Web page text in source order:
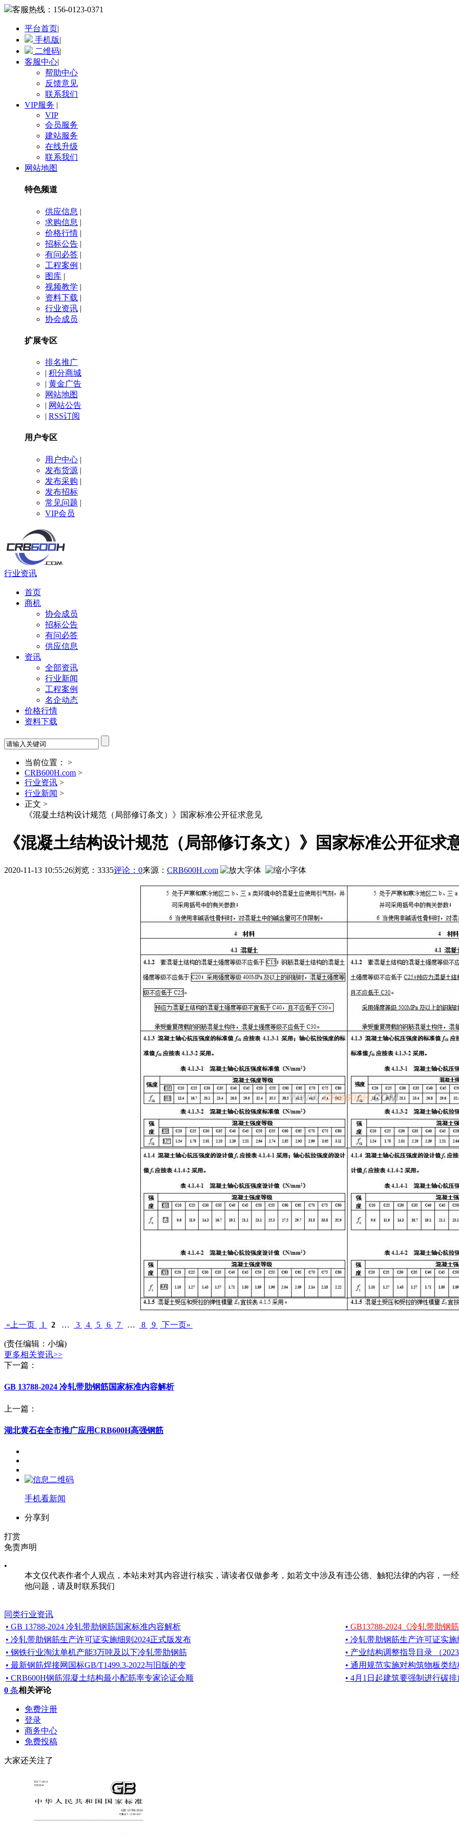
客服热线： 156-0123-0371
平台首页|
手机版|
二维码|
客服中心|
帮助中心
反馈意见
联系我们
VIP服务 |
VIP
会员服务
建站服务
在线升级
联系我们
网站地图
特色频道
供应信息 |
求购信息 |
价格行情 |
招标公告 |
有问必答 |
工程案例 |
图库 |
视频教学 |
资料下载 |
行业资讯 |
协会成员
扩展专区
排名推广
| 积分商城
| 黄金广告
网站地图
| 网站公告
| RSS订阅
用户专区
用户中心 |
发布货源 |
发布采购 |
发布招标
常见问题 |
VIP会员
行业资讯
首页
商机
协会成员
招标公告
有问必答
供应信息
资讯
全部资讯
行业新闻
工程案例
名企动态
价格行情
资料下载
当前位置： >
CRB600H.com >
行业资讯 >
行业新闻 >
正文 >
《混凝土结构设计规范（局部修订条文）》国家标准公开征求意见
《混凝土结构设计规范（局部修订条文）》国家标准公开征求
2020-11-13 10:55:26浏览：3335评论：0来源： CRB600H.com
«上一页 1 2 … 3 4 5 6 7 … 8 9 下一页»
(责任编辑：小编)
更多相关资讯>>
下一篇：
GB 13788-2024 冷轧带肋钢筋国家标准内容解析
上一篇：
湖北黄石在全市推广应用CRB600H高强钢筋
手机看新闻
分享到
打赏
免责声明
•
本文仅代表作者个人观点，本站未对其内容进行核实，请读者仅做参考，如若文中涉及有违公德、触犯法律的内容，一
他问题，请及时联系我们
同类行业资讯
• GB 13788-2024 冷轧带肋钢筋国家标准内容解析 • GB13788-2024《冷轧带肋钢
• 冷轧带肋钢筋生产许可证实施细则2024正式版发布
• 冷轧带肋钢筋生产许可证实
• 钢铁行业淘汰单机产能3万吨及以下冷轧带肋钢筋
• 产业结构调整指导目录 （
• 最新钢筋焊接网国标GB/T1499.3-2022与旧版的变
• 通用规范实施对构筑物板类
• CRB600H钢筋混凝土结构最小配筋率专家论证会顺
• 4月1日起建筑要强制进行碳
0 条相关评论
免费注册
登录
商务中心
免费投稿
大家还关注了